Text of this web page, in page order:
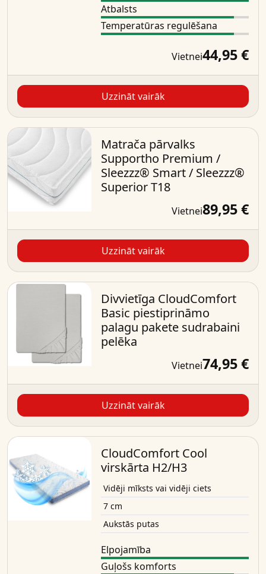
Atbalsts
Temperatūras regulēšana
Vietnei44,95 €
Uzzināt vairāk
Matrača pārvalks
Supportho Premium /
Sleezzz® Smart / Sleezzz®
Superior T18
Vietnei89,95 €
Uzzināt vairāk
Divvietīga CloudComfort
Basic piestiprināmo
palagu pakete sudrabaini
pelēka
Vietnei74,95 €
Uzzināt vairāk
CloudComfort Cool
virskārta H2/H3
Vidēji mīksts vai vidēji ciets
7 cm
Aukstās putas
Elpojamība
Guļošs komforts